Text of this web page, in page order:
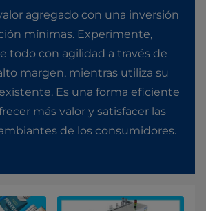
agregado con una inversión
mínimas. Experimente,
todo con agilidad a través de
margen, mientras utiliza su
Es una forma eficiente
más valor y satisfacer las
de los consumidores.